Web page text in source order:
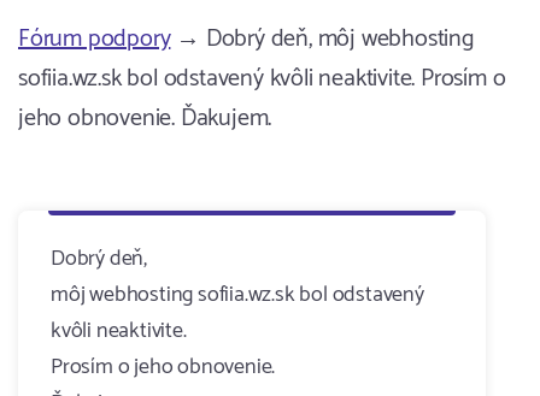
Fórum podpory→ Dobrý deň, môj webhosting
sofiia.wz.sk bol odstavený kvôli neaktivite. Prosím o
jeho obnovenie. Ďakujem.
Dobrý deň,
môj webhosting sofiia.wz.sk bol odstavený
kvôli neaktivite.
Prosím o jeho obnovenie.